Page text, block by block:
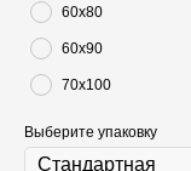
60х80
60х90
70х100
Выберите упаковку